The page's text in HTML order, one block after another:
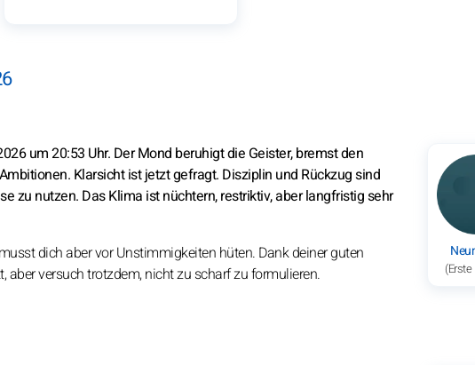
um 20:53 Uhr. Der Mond beruhigt die Geister, bremst den
Klarsicht ist jetzt gefragt. Disziplin und Rückzug sind
zu nutzen. Das Klima ist nüchtern, restriktiv, aber langfristig sehr
dich aber vor Unstimmigkeiten hüten. Dank deiner guten
versuch trotzdem, nicht zu scharf zu formulieren.